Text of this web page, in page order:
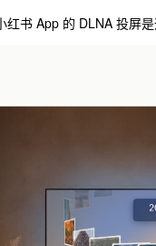
书 App 的 DLNA 投屏是